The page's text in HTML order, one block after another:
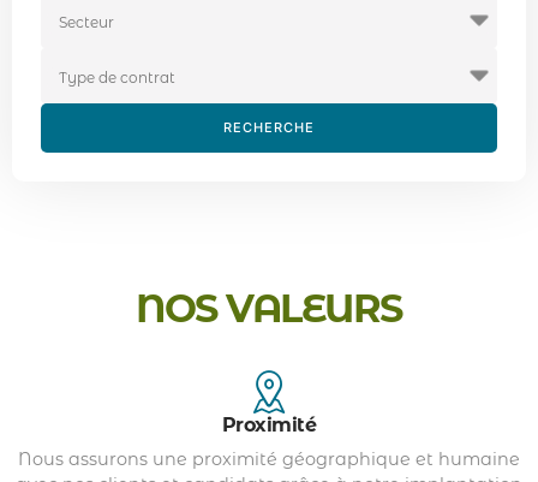
RECHERCHE
NOS VALEURS
Proximité
Nous assurons une proximité géographique et humaine